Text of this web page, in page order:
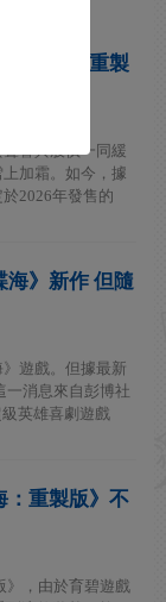
橫諜海》重製
譽與股價一同緩
加霜。如今，據
2026年發售的
海》新作 但隨
遊戲。但據最新
一消息來自彭博社
英雄喜劇遊戲
：重製版》不
》，由於育碧遊戲